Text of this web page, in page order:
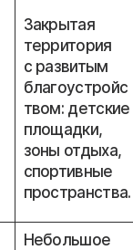
Закрытая
территория
с развитым
благоустройс
твом: детские
площадки,
зоны отдыха,
спортивные
пространства.
Небольшое